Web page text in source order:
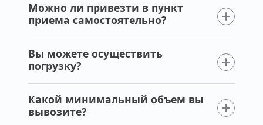
Можно ли привезти в пункт
приема самостоятельно?
Вы можете осуществить
погрузку?
Какой минимальный объем вы
вывозите?